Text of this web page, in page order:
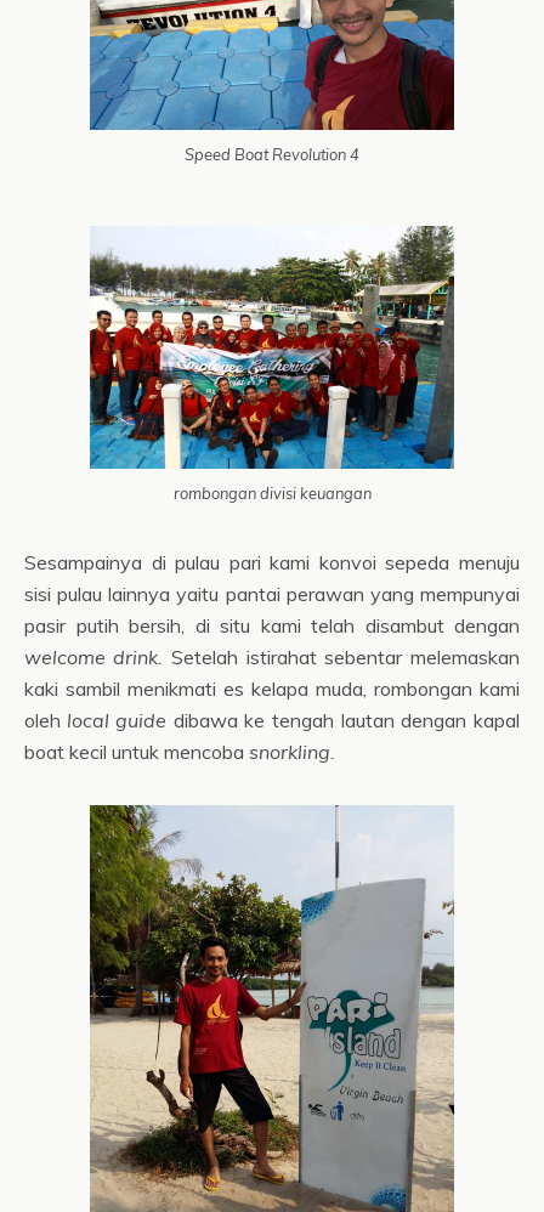
Speed Boat Revolution 4
rombongan divisi keuangan
Sesampainya di pulau pari kami konvoi sepeda menuju
sisi pulau lainnya yaitu pantai perawan yang mempunyai
pasir putih bersih, di situ kami telah disambut dengan
welcome drink. Setelah istirahat sebentar melemaskan
kaki sambil menikmati es kelapa muda, rombongan kami
oleh local guide dibawa ke tengah lautan dengan kapal
boat kecil untuk mencoba snorkling.